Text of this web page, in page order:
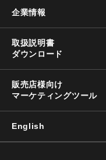
企業情報
取扱説明書
ダウンロード
販売店様向け
マーケティングツール
English